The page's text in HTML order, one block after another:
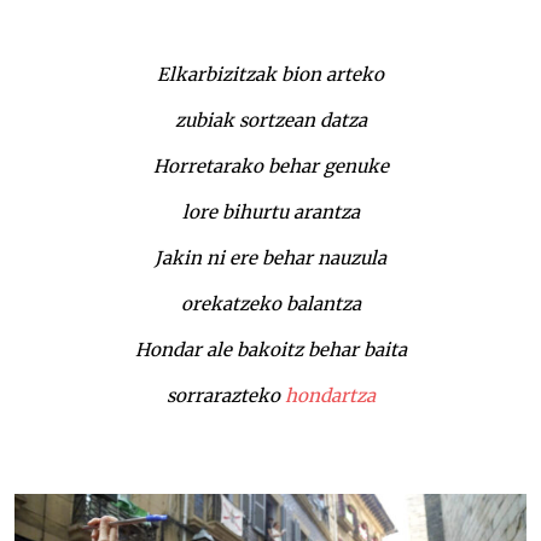
Elkarbizitzak bion arteko
zubiak sortzean datza
Horretarako behar genuke
lore bihurtu arantza
Jakin ni ere behar nauzula
orekatzeko balantza
Hondar ale bakoitz behar baita
sorraraztekohondartza